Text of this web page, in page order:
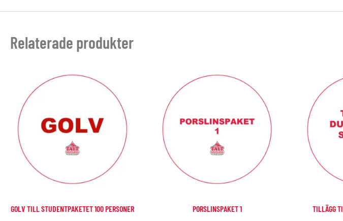
Relaterade produkter
GOLV TILL STUDENTPAKETET 100 PERSONER PORSLINSPAKET 1
TILLÄGG